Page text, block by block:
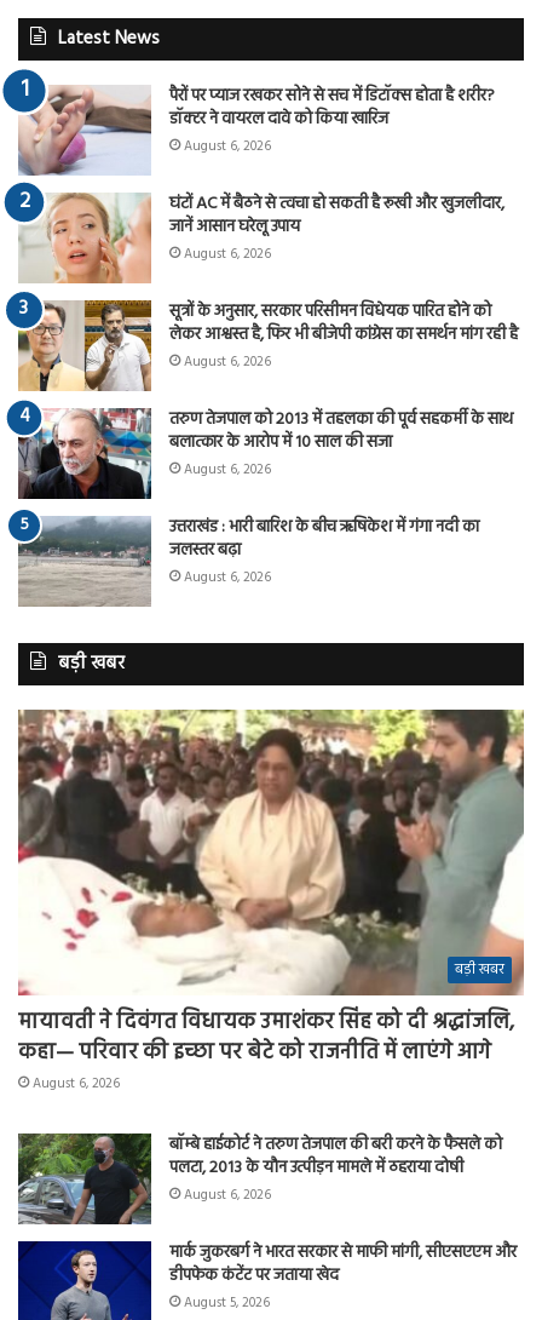
Latest News
पैरों पर प्याज रखकर सोने से सच में डिटॉक्स होता है शरीर?
डॉक्टर ने वायरल दावे को किया खारिज
August 6, 2026
घंटों AC में बैठने से त्वचा हो सकती है रूखी और खुजलीदार,
जानें आसान घरेलू उपाय
August 6, 2026
सूत्रों के अनुसार, सरकार परिसीमन विधेयक पारित होने को
लेकर आश्वस्त है, फिर भी बीजेपी कांग्रेस का समर्थन मांग रही है
August 6, 2026
तरुण तेजपाल को 2013 में तहलका की पूर्व सहकर्मी के साथ
बलात्कार के आरोप में 10 साल की सजा
August 6, 2026
उत्तराखंड : भारी बारिश के बीच ऋषिकेश में गंगा नदी का
जलस्तर बढ़ा
August 6, 2026
बड़ी खबर
बड़ी खबर
मायावती ने दिवंगत विधायक उमाशंकर सिंह को दी श्रद्धांजलि,
कहा— परिवार की इच्छा पर बेटे को राजनीति में लाएंगे आगे
August 6, 2026
बॉम्बे हाईकोर्ट ने तरुण तेजपाल की बरी करने के फैसले को
पलटा, 2013 के यौन उत्पीड़न मामले में ठहराया दोषी
August 6, 2026
मार्क जुकरबर्ग ने भारत सरकार से माफी मांगी, सीएसएएम और
डीपफेक कंटेंट पर जताया खेद
August 5, 2026